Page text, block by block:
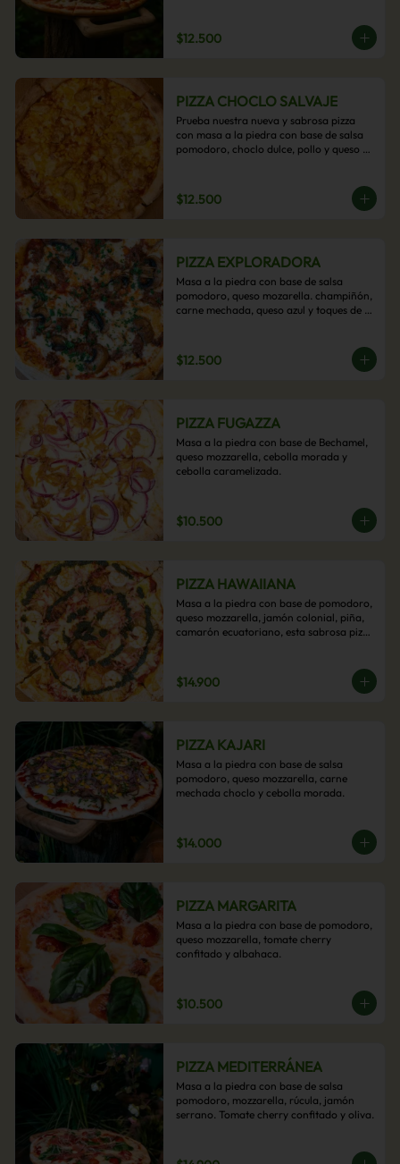
$12.500
PIZZA CHOCLO SALVAJE
Prueba nuestra nueva y sabrosa pizza
con masa a la piedra con base de salsa
pomodoro, choclo dulce, pollo y queso
$12.500
PIZZA EXPLORADORA
Masa a la piedra con base de salsa
pomodoro, queso mozarella. champiñón,
carne mechada, queso azul y toques de
$12.500
PIZZA FUGAZZA
Masa a la piedra con base de Bechamel,
queso mozzarella, cebolla morada y
cebolla caramelizada.
$10.500
PIZZA HAWAIIANA
Masa a la piedra con base de pomodoro,
queso mozzarella, jamón colonial, piña,
camarón ecuatoriano, esta sabrosa pizza
$14.900
PIZZA KAJARI
Masa a la piedra con base de salsa
pomodoro, queso mozzarella, carne
mechada choclo y cebolla morada.
$14.000
PIZZA MARGARITA
Masa a la piedra con base de pomodoro,
queso mozzarella, tomate cherry
confitado y albahaca.
$10.500
PIZZA MEDITERRÁNEA
Masa a la piedra con base de salsa
pomodoro, mozzarella, rúcula, jamón
serrano. Tomate cherry confitado y oliva.